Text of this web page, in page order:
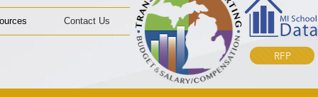
Contact Us
RFP